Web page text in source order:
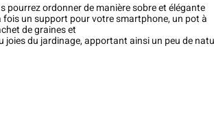
pourrez ordonner de manière sobre et élégante
un support pour votre smartphone, un pot à
de graines et
joies du jardinage, apportant ainsi un peu de